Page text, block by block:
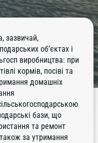
зазвичай,
об’єктах і
виробництва: при
кормів, посіві та
домашніх
бази, що
та ремонт
також за утримання